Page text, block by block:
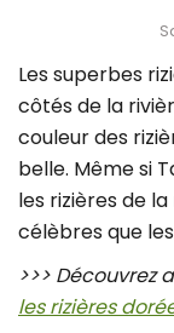
Les superbes
côtés de la
couleur des
belle. Même si
les rizières de
célèbres que
>>> Découvrez
les rizières